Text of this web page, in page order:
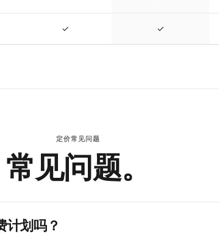
✓ ✓
定价常见问题
常见问题。
计划吗？